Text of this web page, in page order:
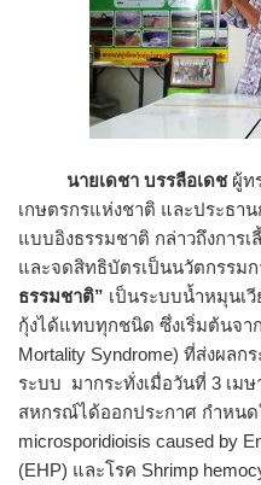
นายเดชา บรรลือเดช ผู้ท
เกษตรกรแห่งชาติ และประธาน
แบบอิงธรรมชาติ กล่าวถึงการ
และจดสิทธิบัตรเป็นนวัตกรรมก
ธรรมชาติ” เป็นระบบน้ำหมุนเ
กุ้งได้แทบทุกชนิด ซึ่งเริ่มต้นจา
Mortality Syndrome) ที่ส่งผล
ระบบ มากระทั่งเมื่อวันที่ 3 เมษ
สหกรณ์ได้ออกประกาศ กำหนด
microsporidioisis caused by
(EHP) และโรค Shrimp